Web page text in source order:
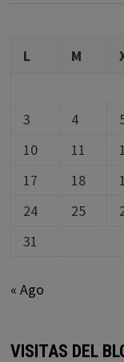
L
M
3
4
10
11
17
18
24
25
31
« Ago
VISITAS DEL